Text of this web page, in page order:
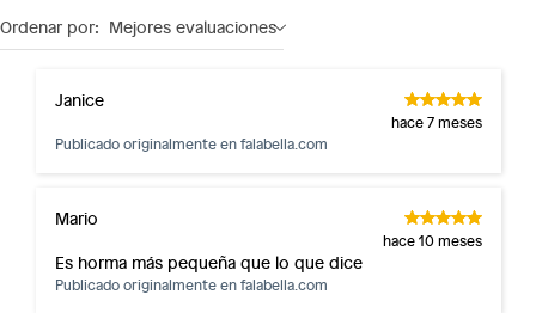
Ordenar por: Mejores evaluaciones
Janice
hace 7 meses
Publicado originalmente enfalabella.com
Mario
hace 10 meses
Es horma más pequeña que lo que dice
Publicado originalmente enfalabella.com